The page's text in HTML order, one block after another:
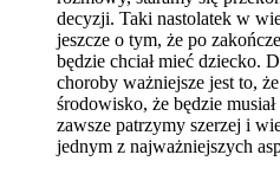
decyzji. Taki nastolatek w
jeszcze o tym, że po
będzie chciał mieć dziecko.
choroby ważniejsze jest to,
środowisko, że będzie
zawsze patrzymy szerzej i
jednym z najważniejszych